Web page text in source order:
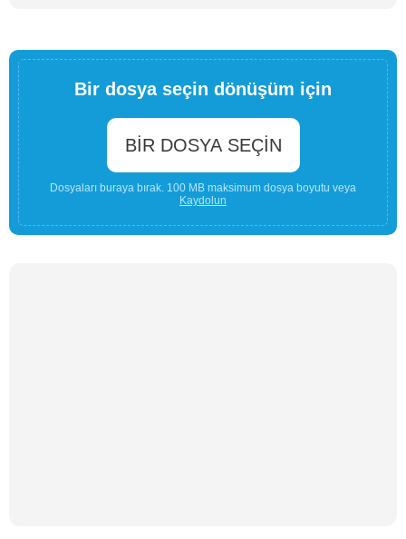
Bir dosya seçin dönüşüm için
BIR DOSYA SEÇIN
Dosyaları buraya bırak. 100 MB maksimum dosya boyutu veya
Kaydolun